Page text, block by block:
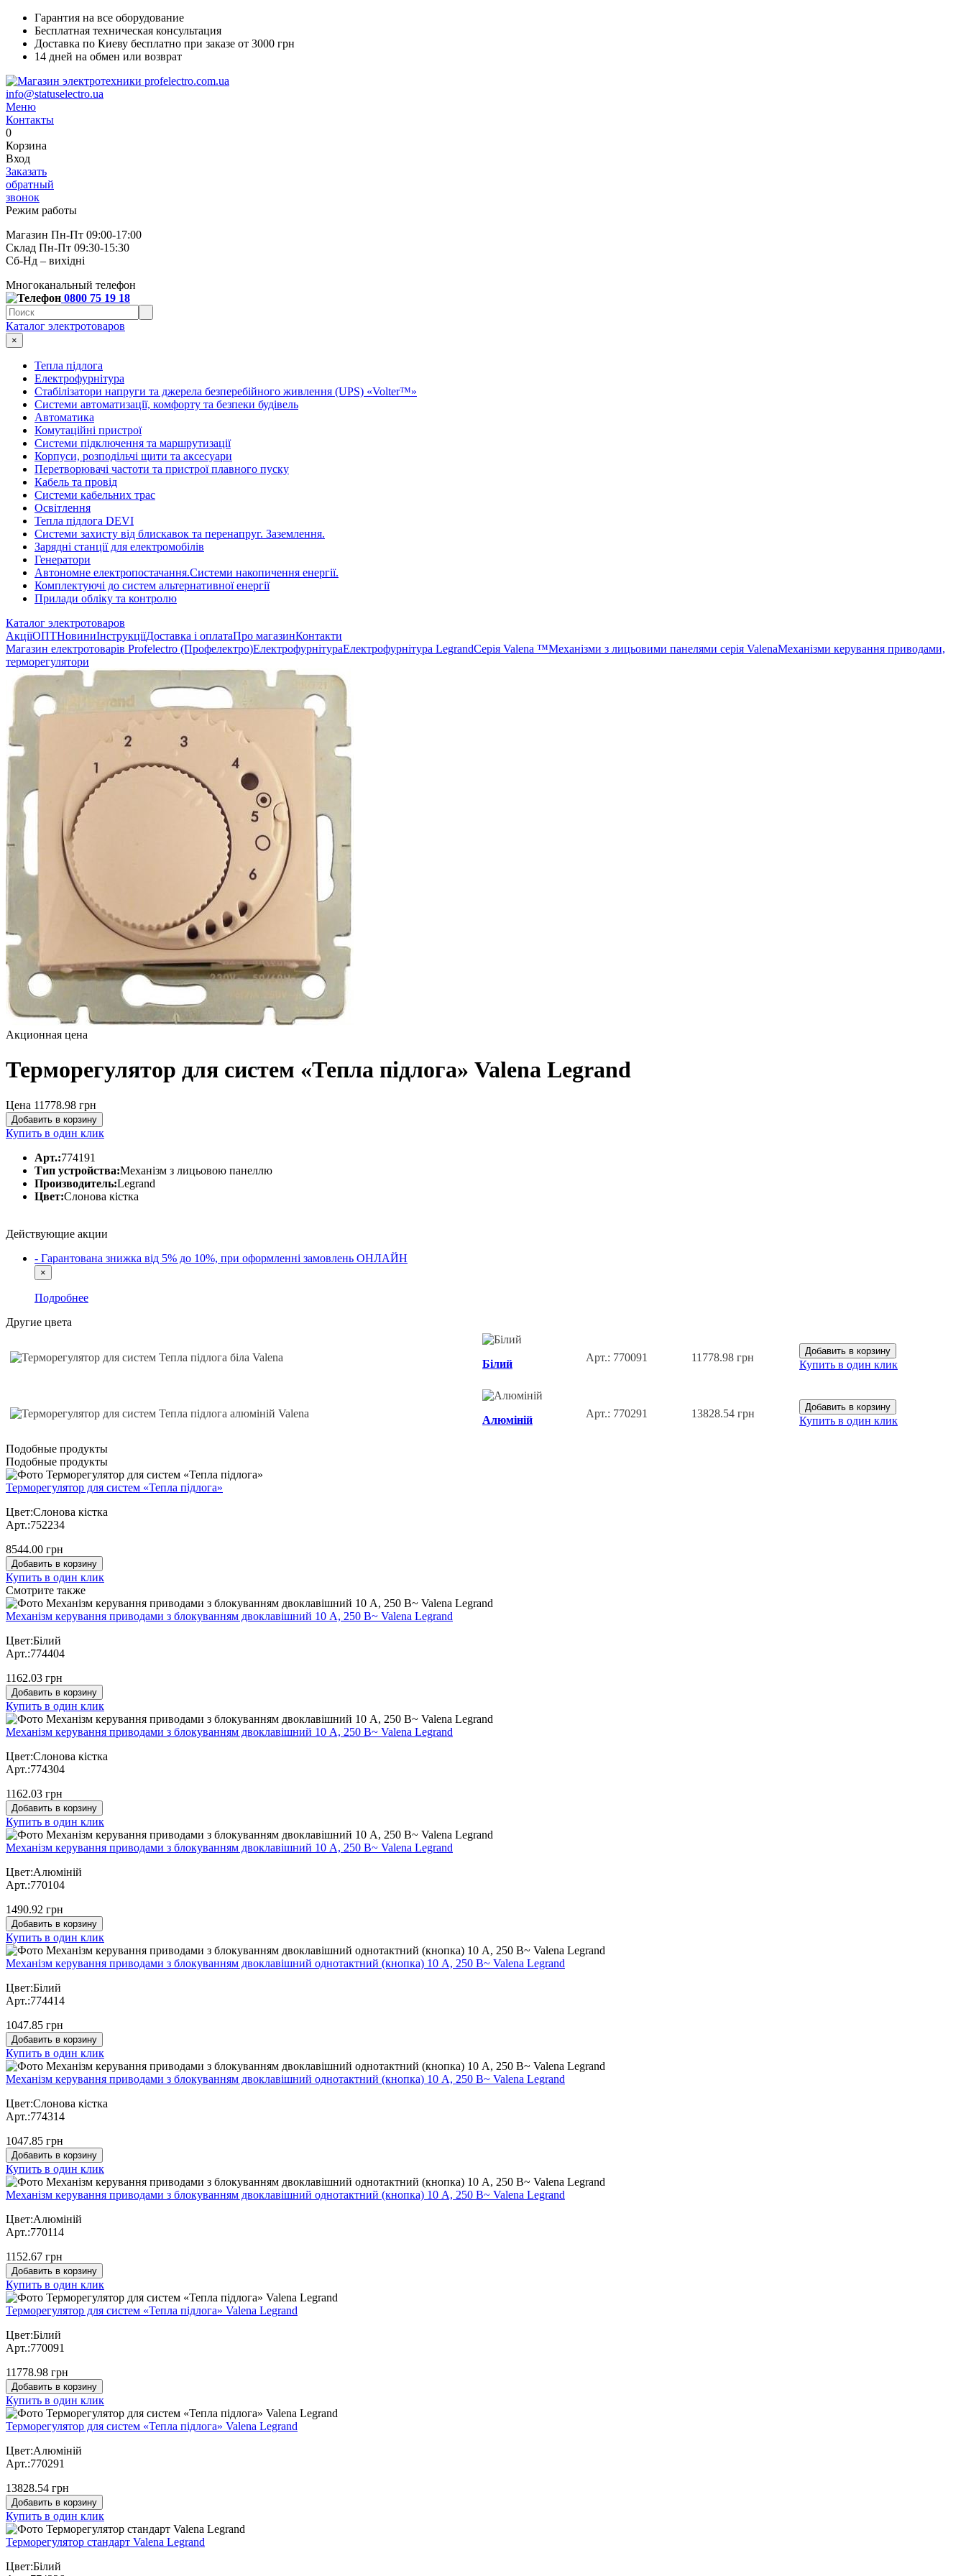
Гарантия на все оборудование
Бесплатная техническая консультация
Доставка по Киеву бесплатно при заказе от 3000 грн
14 дней на обмен или возврат
info@statuselectro.ua
Меню
Контакты
0
Корзина
Вход
Заказать
обратный
звонок
Режим работы
Магазин Пн-Пт 09:00-17:00
Склад Пн-Пт 09:30-15:30
Сб-Нд – вихідні
Многоканальный телефон
0800 75 19 18
Каталог электротоваров
×
Тепла підлога
Електрофурнітура
Cтабілізатори напруги та джерела безперебійного живлення (UPS) «Volter™»
Системи автоматизації, комфорту та безпеки будівель
Автоматика
Комутаційні пристрої
Системи підключення та маршрутизації
Корпуси, розподільчі щити та аксесуари
Перетворювачі частоти та пристрої плавного пуску
Кабель та провід
Системи кабельних трас
Освітлення
Тепла підлога DEVI
Системи захисту від блискавок та перенапруг. Заземлення.
Зарядні станції для електромобілів
Генератори
Автономне електропостачання.Системи накопичення енергії.
Комплектуючі до систем альтернативної енергії
Прилади обліку та контролю
Каталог электротоваров
АкціїОПТНовиниІнструкціїДоставка і оплатаПро магазинКонтакти
Магазин електротоварів Profelectro (Профелектро)ЕлектрофурнітураЕлектрофурнітура LegrandСерія Valena ™Механізми з лицьовими панелями серія ValenaМеханізми керування приводами,
терморегулятори
Акционная цена
Терморегулятор для систем «Тепла підлога» Valena Legrand
Цена 11778.98 грн
Добавить в корзину
Купить в один клик
Арт.:774191
Тип устройства:Механізм з лицьовою панеллю
Производитель:Legrand
Цвет:Слонова кістка
Действующие акции
- Гарантована знижка від 5% до 10%, при оформленні замовлень ОНЛАЙН
×
Подробнее
Другие цвета
Білий
Арт.: 770091 11778.98 грн
Добавить в корзину
Купить в один клик
Алюміній
Арт.: 770291 13828.54 грн
Добавить в корзину
Купить в один клик
Подобные продукты
Подобные продукты
Терморегулятор для систем «Тепла підлога»
Цвет:Слонова кістка
Арт.:752234
8544.00 грн
Добавить в корзину
Купить в один клик
Cмотрите также
Механізм керування приводами з блокуванням двоклавішний 10 А, 250 В~ Valena Legrand
Цвет:Білий
Арт.:774404
1162.03 грн
Добавить в корзину
Купить в один клик
Механізм керування приводами з блокуванням двоклавішний 10 А, 250 В~ Valena Legrand
Цвет:Слонова кістка
Арт.:774304
1162.03 грн
Добавить в корзину
Купить в один клик
Механізм керування приводами з блокуванням двоклавішний 10 А, 250 В~ Valena Legrand
Цвет:Алюміній
Арт.:770104
1490.92 грн
Добавить в корзину
Купить в один клик
Механізм керування приводами з блокуванням двоклавішний однотактний (кнопка) 10 А, 250 В~ Valena Legrand
Цвет:Білий
Арт.:774414
1047.85 грн
Добавить в корзину
Купить в один клик
Механізм керування приводами з блокуванням двоклавішний однотактний (кнопка) 10 А, 250 В~ Valena Legrand
Цвет:Слонова кістка
Арт.:774314
1047.85 грн
Добавить в корзину
Купить в один клик
Механізм керування приводами з блокуванням двоклавішний однотактний (кнопка) 10 А, 250 В~ Valena Legrand
Цвет:Алюміній
Арт.:770114
1152.67 грн
Добавить в корзину
Купить в один клик
Терморегулятор для систем «Тепла підлога» Valena Legrand
Цвет:Білий
Арт.:770091
11778.98 грн
Добавить в корзину
Купить в один клик
Терморегулятор для систем «Тепла підлога» Valena Legrand
Цвет:Алюміній
Арт.:770291
13828.54 грн
Добавить в корзину
Купить в один клик
Терморегулятор стандарт Valena Legrand
Цвет:Білий